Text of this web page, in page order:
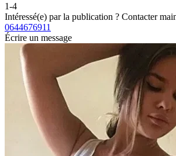
1-4
Intéressé(e) par la publication ? Contacter
0644676911
Écrire un message